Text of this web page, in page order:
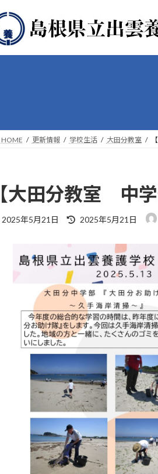
HOME 更新情報 学校生活 大田分教室
【大田分教室 中
2025年5月21日
最
新
日
2025年5月21日